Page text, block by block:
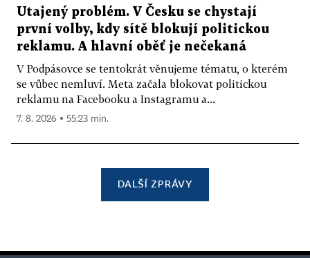
Utajený problém. V Česku se chystají
první volby, kdy sítě blokují politickou
reklamu. A hlavní oběť je nečekaná
V Podpásovce se tentokrát věnujeme tématu, o kterém
se vůbec nemluví. Meta začala blokovat politickou
reklamu na Facebooku a Instagramu a...
7. 8. 2026 ▪ 55:23 min.
DALŠÍ ZPRÁVY